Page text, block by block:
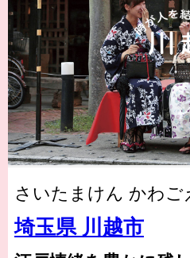
さいたまけん かわご
埼玉県 川越市